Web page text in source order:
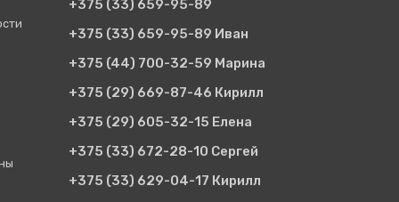
+375 (33) 659-95-89
+375 (33) 659-95-89 Иван
+375 (44) 700-32-59 Марина
+375 (29) 669-87-46 Кирилл
+375 (29) 605-32-15 Елена
+375 (33) 672-28-10 Сергей
+375 (33) 629-04-17 Кирилл